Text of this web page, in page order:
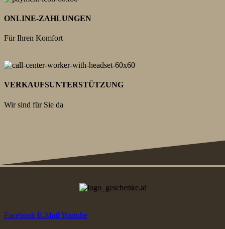
ONLINE-ZAHLUNGEN
Für Ihren Komfort
VERKAUFSUNTERSTÜTZUNG
Wir sind für Sie da
Facebook E-Mail Youtube